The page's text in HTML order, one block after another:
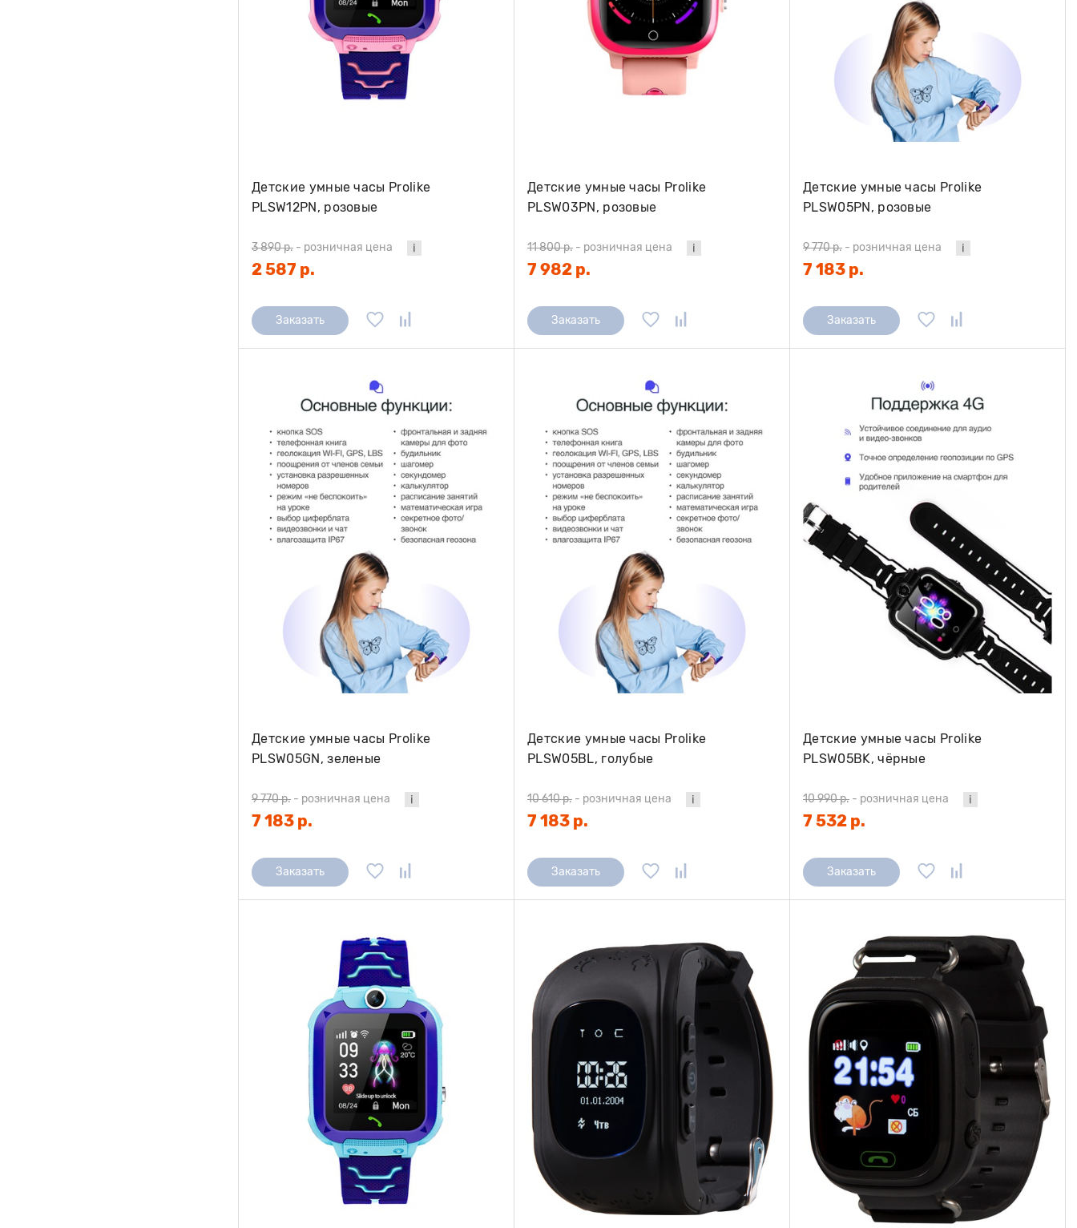
Детские умные часы Prolike
PLSW12PN, розовые
3 890 р. - розничная цена
2 587 р.
Заказать
Детские умные часы Prolike
PLSW03PN, розовые
11 800 р. - розничная цена
7 982 р.
Заказать
Детские умные часы Prolike
PLSW05PN, розовые
9 770 р. - розничная цена
7 183 р.
Заказать
Детские умные часы Prolike
PLSW05GN, зеленые
9 770 р. - розничная цена
7 183 р.
Заказать
Детские умные часы Prolike
PLSW05BL, голубые
10 610 р. - розничная цена
7 183 р.
Заказать
Детские умные часы Prolike
PLSW05BK, чёрные
10 990 р. - розничная цена
7 532 р.
Заказать